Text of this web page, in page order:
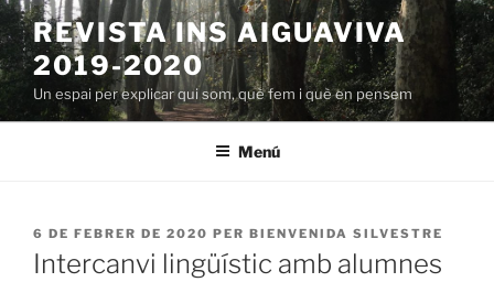
Vés
al
contingut
REVISTA INS AIGUAVIVA
2019-2020
Un espai per explicar qui som, què fem i què en pensem
Menú
PUBLICAT
A
6 DE FEBRER DE 2020 PER BIENVENIDA SILVESTRE
Intercanvi lingüístic amb alumnes